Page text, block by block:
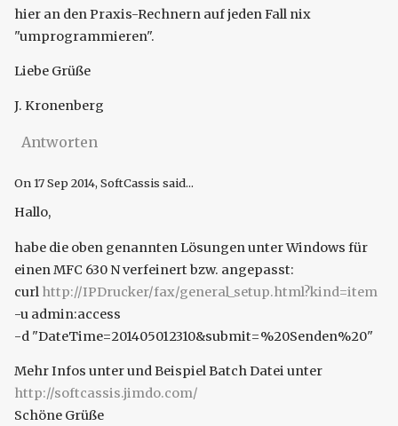
hier an den Praxis-Rechnern auf jeden Fall nix
"umprogrammieren".
Liebe Grüße
J. Kronenberg
Antworten
On 17 Sep 2014, SoftCassis said...
Hallo,
habe die oben genannten Lösungen unter Windows für
einen MFC 630 N verfeinert bzw. angepasst:
curl http://IPDrucker/fax/general_setup.html?kind=item
-u admin:access
-d "DateTime=201405012310&submit=%20Senden%20"
Mehr Infos unter und Beispiel Batch Datei unter
http://softcassis.jimdo.com/
Schöne Grüße